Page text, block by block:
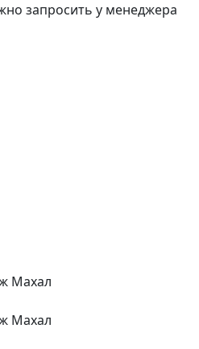
запросить у менеджера
Махал
Махал